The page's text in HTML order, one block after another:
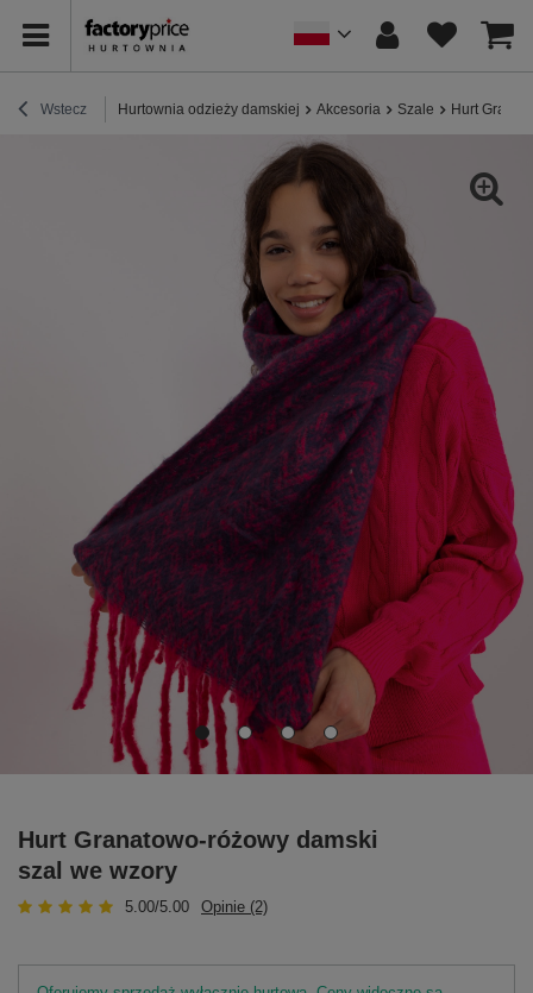
Wstecz Hurtownia odzieży damskiej Akcesoria Szale Hurt
Hurt Granatowo-różowy damski
szal we wzory
5.00/5.00 Opinie (2)